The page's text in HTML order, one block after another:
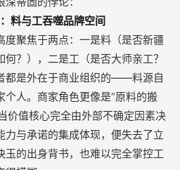
料与工吞噬品牌空间
度聚焦于两点：一是料（是否新疆
？），二是工（是否大师亲工？
都是外在于商业组织的——料源自
个人。商家角色更像是“原料的搬
价值核心完全由外部不确定因素决
力与承诺的集成体现，便失去了立
玉的出身背书，也难以完全掌控工